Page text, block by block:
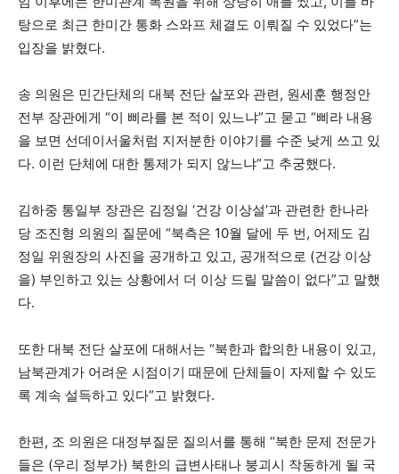
탕으로 최근 한미간 통화 스와프 체결도 이뤄질 수 있었다”는
입장을 밝혔다.
송 의원은 민간단체의 대북 전단 살포와 관련, 원세훈 행정안
전부 장관에게 “이 삐라를 본 적이 있느냐”고 묻고 “삐라 내용
을 보면 선데이서울처럼 지저분한 이야기를 수준 낮게 쓰고 있
다. 이런 단체에 대한 통제가 되지 않느냐”고 추궁했다.
김하중 통일부 장관은 김정일 ‘건강 이상설’과 관련한 한나라
당 조진형 의원의 질문에 “북측은 10월 달에 두 번, 어제도 김
정일 위원장의 사진을 공개하고 있고, 공개적으로 (건강 이상
을) 부인하고 있는 상황에서 더 이상 드릴 말씀이 없다”고 말했
다.
또한 대북 전단 살포에 대해서는 “북한과 합의한 내용이 있고,
남북관계가 어려운 시점이기 때문에 단체들이 자제할 수 있도
록 계속 설득하고 있다”고 밝혔다.
한편, 조 의원은 대정부질문 질의서를 통해 “북한 문제 전문가
들은 (우리 정부가) 북한의 급변사태나 붕괴시 작동하게 될 국